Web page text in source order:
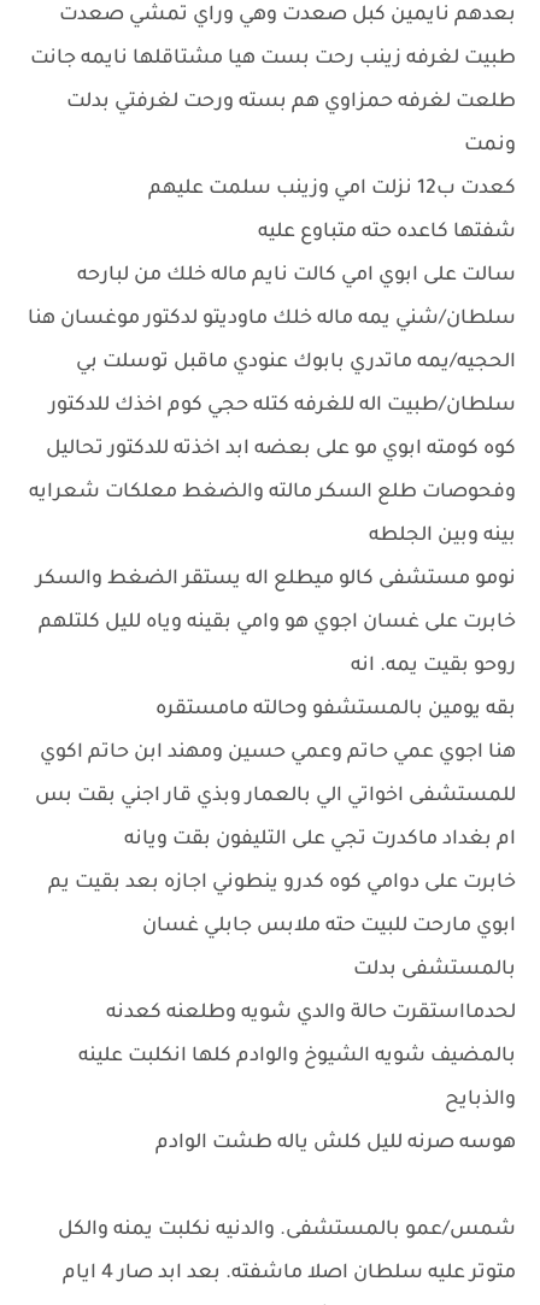
بعدهم نايمين كبل صعدت وهي وراي تمشي صعدت
طبيت لغرفه زينب رحت بست هيا مشتاقلها نايمه جانت
طلعت لغرفه حمزاوي هم بسته ورحت لغرفتي بدلت
ونمت
كعدت ب12 نزلت امي وزينب سلمت عليهم
شفتها كاعده حته متباوع عليه
سالت على ابوي امي كالت نايم ماله خلك من لبارحه
سلطان/شني يمه ماله خلك ماوديتو لدكتور موغسان هنا
الحجيه/يمه ماتدري بابوك عنودي ماقبل توسلت بي
سلطان/طبيت اله للغرفه كتله حجي كوم اخذك للدكتور
كوه كومته ابوي مو على بعضه ابد اخذته للدكتور تحاليل
وفحوصات طلع السكر مالته والضغط معلكات شعرايه
بينه وبين الجلطه
نومو مستشفى كالو ميطلع اله يستقر الضغط والسكر
خابرت على غسان اجوي هو وامي بقينه وياه لليل كلتلهم
روحو بقيت يمه. انه
بقه يومين بالمستشفو وحالته مامستقره
هنا اجوي عمي حاتم وعمي حسين ومهند ابن حاتم اكوي
للمستشفى اخواتي الي بالعمار وبذي قار اجني بقت بس
ام بغداد ماكدرت تجي على التليفون بقت ويانه
خابرت على دوامي كوه كدرو ينطوني اجازه بعد بقيت يم
ابوي مارحت للبيت حته ملابس جابلي غسان
بالمستشفى بدلت
لحدمااستقرت حالة والدي شويه وطلعنه كعدنه
بالمضيف شويه الشيوخ والوادم كلها انكلبت علينه
والذبايح
هوسه صرنه لليل كلش ياله طشت الوادم
شمس/عمو بالمستشفى. والدنيه نكلبت يمنه والكل
متوتر عليه سلطان اصلا ماشفته. بعد ابد صار 4 ايام